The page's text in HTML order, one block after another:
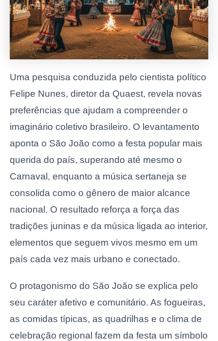
Uma pesquisa conduzida pelo cientista político
Felipe Nunes, diretor da Quaest, revela novas
preferências que ajudam a compreender o
imaginário coletivo brasileiro. O levantamento
aponta o São João como a festa popular mais
querida do país, superando até mesmo o
Carnaval, enquanto a música sertaneja se
consolida como o gênero de maior alcance
nacional. O resultado reforça a força das
tradições juninas e da música ligada ao interior,
elementos que seguem vivos mesmo em um
país cada vez mais urbano e conectado.
O protagonismo do São João se explica pelo
seu caráter afetivo e comunitário. As fogueiras,
as comidas típicas, as quadrilhas e o clima de
celebração regional fazem da festa um símbolo